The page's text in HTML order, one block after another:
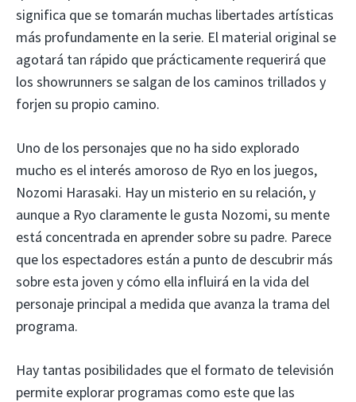
significa que se tomarán muchas libertades artísticas
más profundamente en la serie. El material original se
agotará tan rápido que prácticamente requerirá que
los showrunners se salgan de los caminos trillados y
forjen su propio camino.
Uno de los personajes que no ha sido explorado
mucho es el interés amoroso de Ryo en los juegos,
Nozomi Harasaki. Hay un misterio en su relación, y
aunque a Ryo claramente le gusta Nozomi, su mente
está concentrada en aprender sobre su padre. Parece
que los espectadores están a punto de descubrir más
sobre esta joven y cómo ella influirá en la vida del
personaje principal a medida que avanza la trama del
programa.
Hay tantas posibilidades que el formato de televisión
permite explorar programas como este que las